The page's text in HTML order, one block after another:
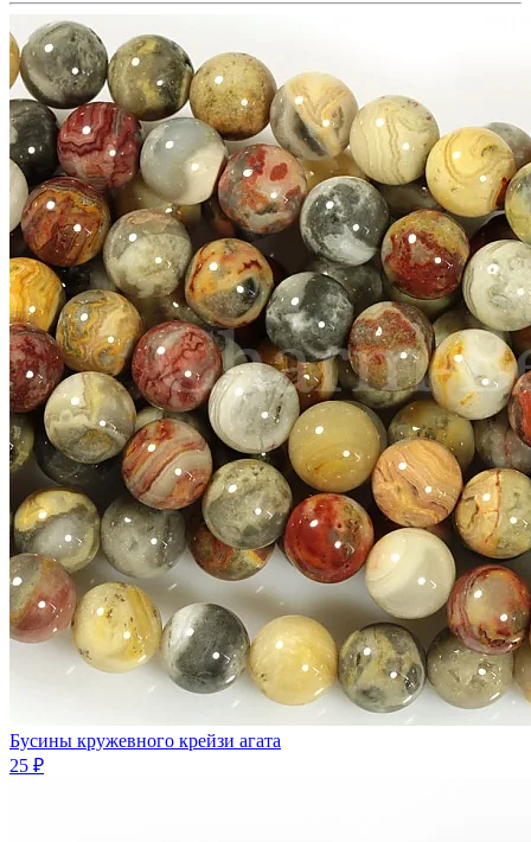
Бусины кружевного крейзи агата
25 ₽